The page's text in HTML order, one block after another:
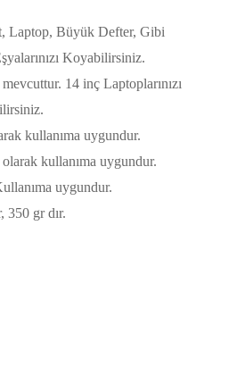
Laptop, Büyük Defter, Gibi
Koyabilirsiniz.
14 inç Laptoplarınızı
kullanıma uygundur.
olarak kullanıma uygundur.
uygundur.
gr dır.